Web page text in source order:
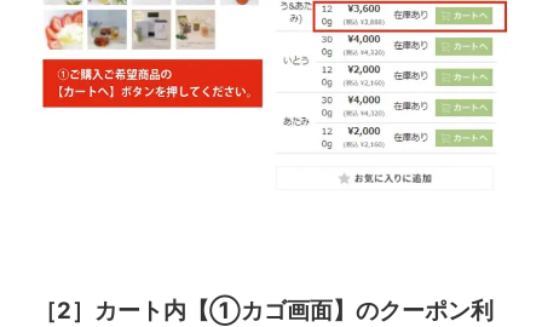
［2］カート内【①カゴ画面】のクーポン利